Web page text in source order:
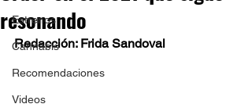
Estrenos
Cannabis
Recomendaciones
Videos
resonando
Redacción: Frida Sandoval